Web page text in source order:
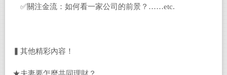
✅關注金流：如何看一家公司的前景？……etc.
▍其他精彩內容！